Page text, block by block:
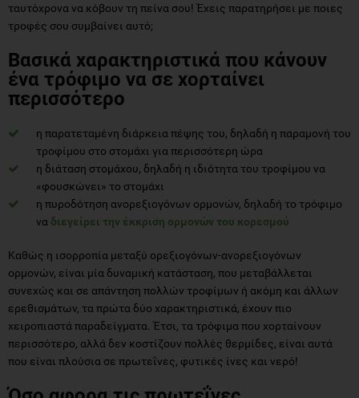
ταυτόχρονα να κόβουν τη πείνα σου! Έχεις παρατηρήσει με ποιες
τροφές σου συμβαίνει αυτό;
Βασικά χαρακτηριστικά που κάνουν
ένα τρόφιμο να σε χορταίνει
περισσότερο
η παρατεταμένη διάρκεια πέψης του, δηλαδή η παραμονή του
τροφίμου στο στομάχι για περισσότερη ώρα
η διάταση στομάχου, δηλαδή η ιδιότητα του τροφίμου να
«φουσκώνει» το στομάχι
η πυροδότηση ανορεξιογόνων ορμονών, δηλαδή το τρόφιμο
να διεγείρει την έκκριση ορμονών του κορεσμού
Καθώς η ισορροπία μεταξύ ορεξιογόνων-ανορεξιογόνων
ορμονών, είναι μία δυναμική κατάσταση, που μεταβάλλεται
συνεχώς και σε απάντηση πολλών τροφίμων ή ακόμη και άλλων
ερεθισμάτων, τα πρώτα δύο χαρακτηριστικά, έχουν πιο
χειροπιαστά παραδείγματα. Έτσι, τα τρόφιμα που χορταίνουν
περισσότερο, αλλά δεν κοστίζουν πολλές θερμίδες, είναι αυτά
που είναι πλούσια σε πρωτεΐνες, φυτικές ίνες και νερό!